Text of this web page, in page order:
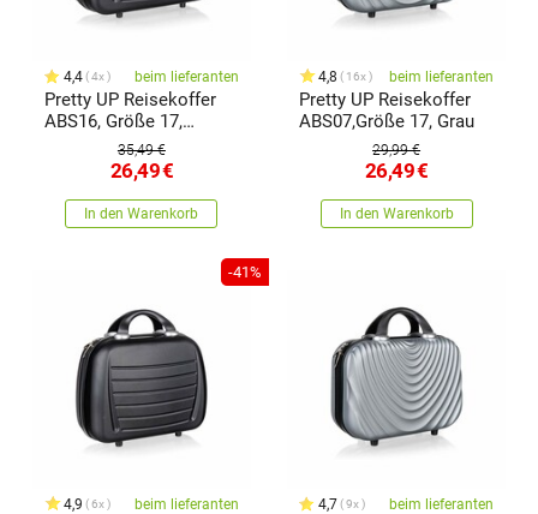
4,4 4x beim lieferanten
Pretty UP Reisekoffer
ABS16, Größe 17,
35,49 €
26,49€
In den Warenkorb
4,8 16x beim lieferanten
Pretty UP Reisekoffer
ABS07,Größe 17, Grau
29,99 €
26,49€
In den Warenkorb
-41%
4,9 6x beim lieferanten 4,7 9x beim lieferanten